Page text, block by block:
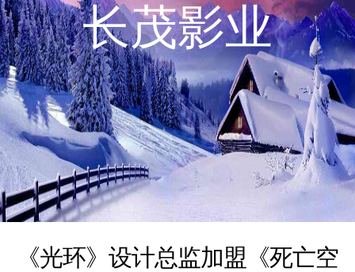
长茂影业
《光环》设计总监加盟《死亡空